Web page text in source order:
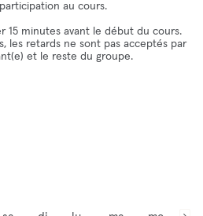
au cours.
15 minutes avant le début du cours.
les retards ne sont pas acceptés par
et le reste du groupe.